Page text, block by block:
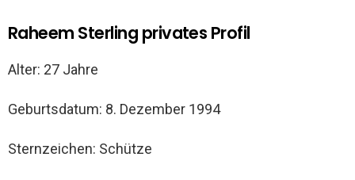
Raheem Sterling privates Profil
Alter: 27 Jahre
Geburtsdatum: 8. Dezember 1994
Sternzeichen: Schütze